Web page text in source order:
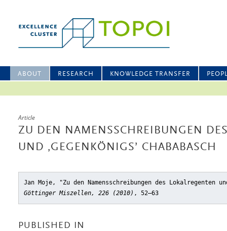
ABOUT RESEARCH KNOWLEDGE TRANSFER
Article
ZU DEN NAMENSSCHREIBUNGEN
UND ‚GEGENKÖNIGS’ CHABABASCH
Jan Moje, "Zu den Namensschreibungen des Lokalregenten
Göttinger Miszellen, 226 (2010) , 52–63
PUBLISHED IN